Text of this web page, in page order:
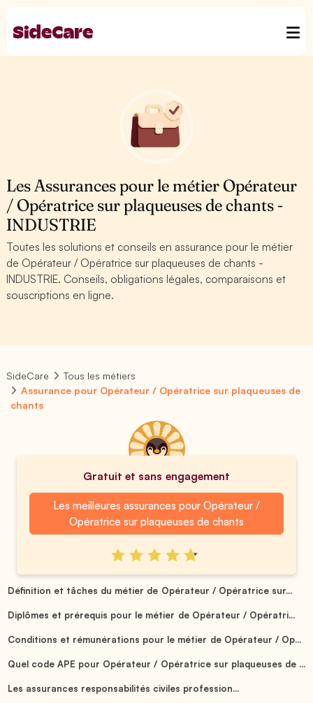
Les Assurances pour le métier Opérateur
/ Opératrice sur plaqueuses de chants -
INDUSTRIE
Toutes les solutions et conseils en assurance pour le métier
de Opérateur / Opératrice sur plaqueuses de chants -
INDUSTRIE. Conseils, obligations légales, comparaisons et
souscriptions en ligne.
SideCare
Tous les métiers
Assurance pour Opérateur / Opératrice sur plaqueuses de
chants
Gratuit et sans engagement
Les meilleures assurances pour Opérateur /
Opératrice sur plaqueuses de chants
Définition et tâches du métier de Opérateur / Opératrice sur...
Diplômes et prérequis pour le métier de Opérateur / Opératri...
Conditions et rémunérations pour le métier de Opérateur / Op...
Quel code APE pour Opérateur / Opératrice sur plaqueuses de ...
Les assurances responsabilités civiles profession...